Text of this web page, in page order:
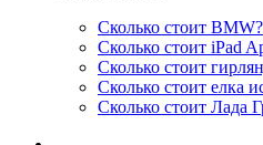
Сколько стоит BMW?
Сколько стоит iPad
Сколько стоит
Сколько стоит елка
Сколько стоит Лада